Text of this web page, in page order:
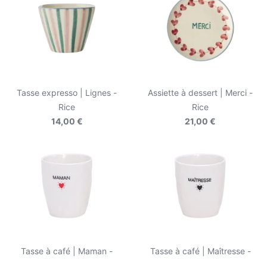
Tasse expresso | Lignes -
Rice
14,00 €
Assiette à dessert | Merci -
Rice
21,00 €
Tasse à café | Maman -
Tasse à café | Maîtresse -